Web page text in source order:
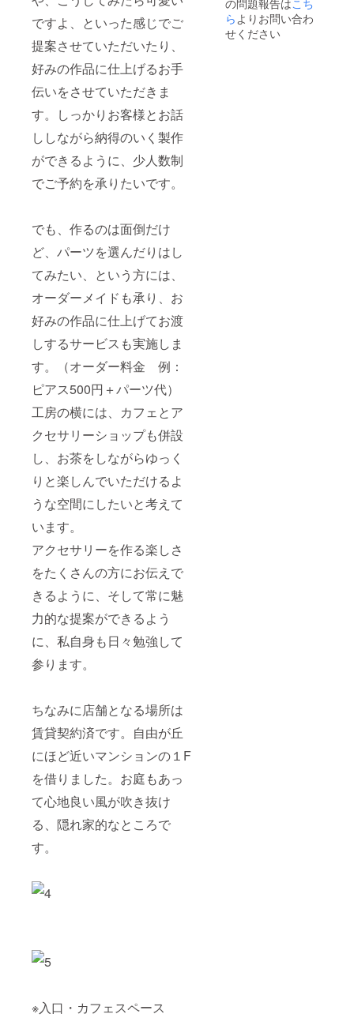
ですよ、といった感じでご
提案させていただいたり、
好みの作品に仕上げるお手
伝いをさせていただきま
す。しっかりお客様とお話
ししながら納得のいく製作
ができるように、少人数制
でご予約を承りたいです。
でも、作るのは面倒だけ
ど、パーツを選んだりはし
てみたい、という方には、
オーダーメイドも承り、お
好みの作品に仕上げてお渡
しするサービスも実施しま
す。（オーダー料金 例：
ピアス500円＋パーツ代）
工房の横には、カフェとア
クセサリーショップも併設
し、お茶をしながらゆっく
りと楽しんでいただけるよ
うな空間にしたいと考えて
います。
アクセサリーを作る楽しさ
をたくさんの方にお伝えで
きるように、そして常に魅
力的な提案ができるよう
に、私自身も日々勉強して
参ります。
ちなみに店舗となる場所は
賃貸契約済です。自由が丘
にほど近いマンションの１F
を借りました。お庭もあっ
て心地良い風が吹き抜け
る、隠れ家的なところで
す。
※入口・カフェスペース
１.５cmのシン
プルなネックレ
スです。ぴった
りめでも、ア
の問題報告はこち
らよりお問い合わ
せください